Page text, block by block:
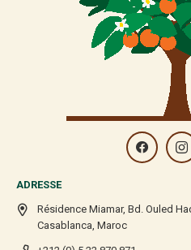
ADRESSE
Résidence Miamar, Bd. Ouled
Casablanca, Maroc